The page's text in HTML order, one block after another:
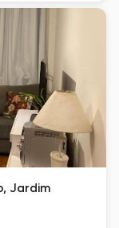
Jardim